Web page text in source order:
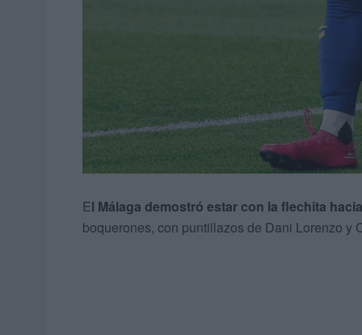
El Málaga demostró estar con la flechita
boquerones, con puntillazos de Dani Lorenzo y